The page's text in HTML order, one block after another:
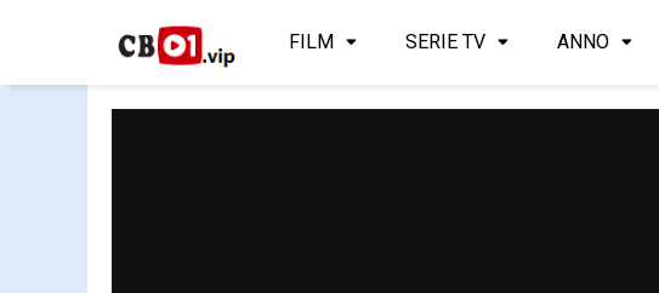
FILM SERIE TV ANNO